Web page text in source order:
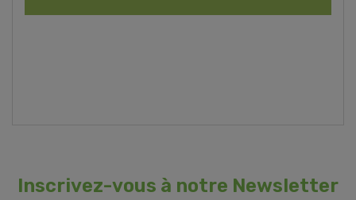
Inscrivez-vous à notre Newsletter